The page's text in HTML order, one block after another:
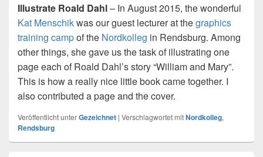
Illustrate Roald Dahl– In August 2015, the wonderful
Kat Menschikwas our guest lecturer at thegraphics
training campof the Nordkolleg in Rendsburg. Among
other things, she gave us the task of illustrating one
page each of Roald Dahl’s story “William and Mary”.
This is how a really nice little book came together. I
also contributed a page and the cover.
Veröffentlicht unterGezeichnet | Verschlagwortet mitNordkolleg,
Rendsburg